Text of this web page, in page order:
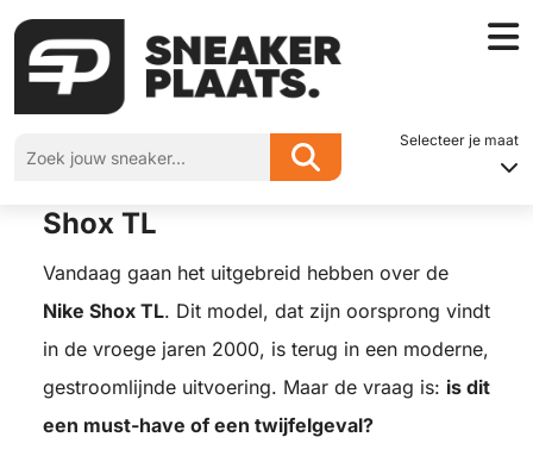
Selecteer je maat
Home»Sneakerplaats review – Nike Shox TL
Sneakerplaats review – Nike
Shox TL
Vandaag gaan het uitgebreid hebben over de
Nike Shox TL. Dit model, dat zijn oorsprong vindt
in de vroege jaren 2000, is terug in een moderne,
gestroomlijnde uitvoering. Maar de vraag is: is dit
een must-have of een twijfelgeval?